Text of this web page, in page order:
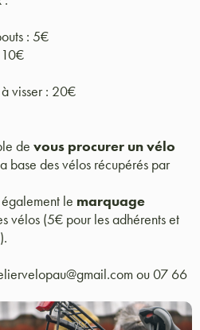
: 5€
visser : 20€
de vous procurer un vélo
base des vélos récupérés par
le marquage
vélos (5€ pour les adhérents et
ou 07 66